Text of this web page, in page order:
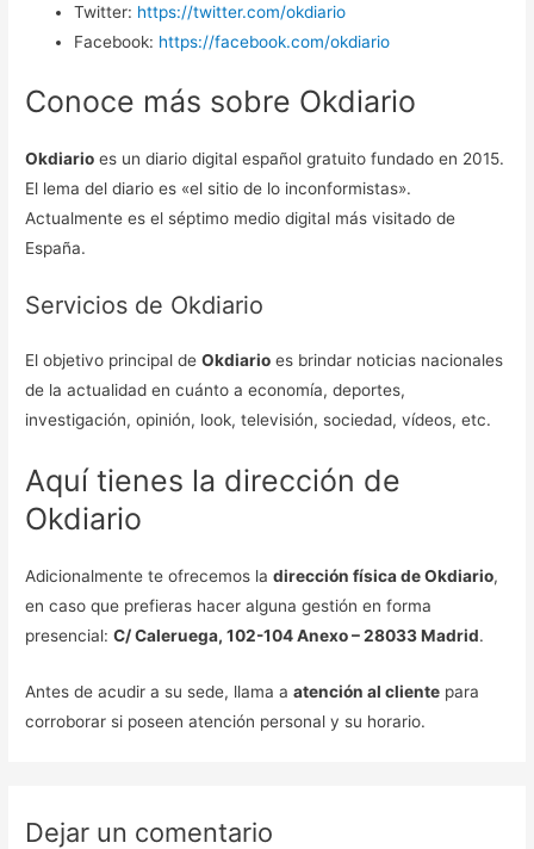
Twitter: https://twitter.com/okdiario
Facebook: https://facebook.com/okdiario
Conoce más sobre Okdiario
Okdiario es un diario digital español gratuito fundado en 2015.
El lema del diario es «el sitio de lo inconformistas».
Actualmente es el séptimo medio digital más visitado de
España.
Servicios de Okdiario
El objetivo principal deOkdiario es brindar noticias nacionales
de la actualidad en cuánto a economía, deportes,
investigación, opinión, look, televisión, sociedad, vídeos, etc.
Aquí tienes la dirección de
Okdiario
Adicionalmente te ofrecemos ladirección física de Okdiario,
en caso que prefieras hacer alguna gestión en forma
presencial:C/ Caleruega, 102-104 Anexo – 28033 Madrid.
Antes de acudir a su sede, llama aatención al cliente para
corroborar si poseen atención personal y su horario.
Dejar un comentario